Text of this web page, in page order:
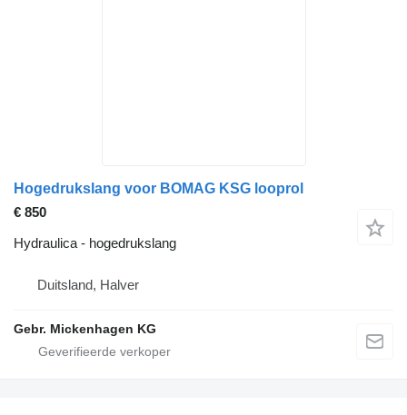
Hogedrukslang voor BOMAG KSG looprol
€ 850
Hydraulica - hogedrukslang
Duitsland, Halver
Gebr. Mickenhagen KG